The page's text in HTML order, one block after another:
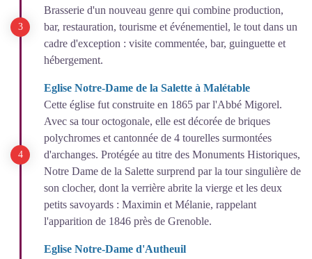
Brasserie d'un nouveau genre qui combine production,
bar, restauration, tourisme et événementiel, le tout dans un
cadre d'exception : visite commentée, bar, guinguette et
hébergement.
Eglise Notre-Dame de la Salette à Malétable
Cette église fut construite en 1865 par l'Abbé Migorel.
Avec sa tour octogonale, elle est décorée de briques
polychromes et cantonnée de 4 tourelles surmontées
d'archanges. Protégée au titre des Monuments Historiques,
Notre Dame de la Salette surprend par la tour singulière de
son clocher, dont la verrière abrite la vierge et les deux
petits savoyards : Maximin et Mélanie, rappelant
l'apparition de 1846 près de Grenoble.
Eglise Notre-Dame d'Autheuil